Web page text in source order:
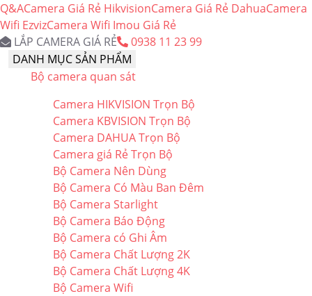
Q&ACamera Giá Rẻ HikvisionCamera Giá Rẻ DahuaCamera
Wifi EzvizCamera Wifi Imou Giá Rẻ
LẮP CAMERA GIÁ RẺ
0938 11 23 99
DANH MỤC SẢN PHẨM
Bộ camera quan sát
Camera HIKVISION Trọn Bộ
Camera KBVISION Trọn Bộ
Camera DAHUA Trọn Bộ
Camera giá Rẻ Trọn Bộ
Bộ Camera Nên Dùng
Bộ Camera Có Màu Ban Đêm
Bộ Camera Starlight
Bộ Camera Báo Động
Bộ Camera có Ghi Âm
Bộ Camera Chất Lượng 2K
Bộ Camera Chất Lượng 4K
Bộ Camera Wifi